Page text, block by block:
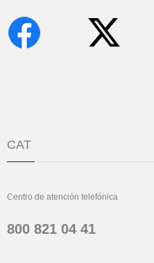
CAT
Centro de atención telefónica
800 821 04 41